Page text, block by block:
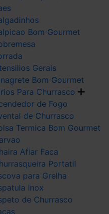
Bom Gourmet
Gerais
Bom Gourmet
Para Churrasco
de Fogo
de Churrasco
Termica Bom Gourmet
Afiar Faca
Portatil
para Grelha
Inox
de Churrasco